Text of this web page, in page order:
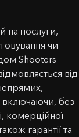
на послуги,
чи
Shooters
від
без
комерційної
гарантії та